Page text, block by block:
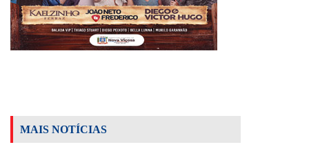
MAIS NOTÍCIAS